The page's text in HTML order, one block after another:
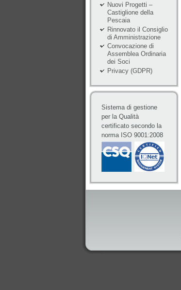
Nuovi Progetti –
Castiglione della
Pescaia
Rinnovato il Consiglio
di Amministrazione
Convocazione di
Assemblea Ordinaria
dei Soci
Privacy (GDPR)
Sistema di gestione
per la Qualità
certificato secondo la
norma ISO 9001:2008